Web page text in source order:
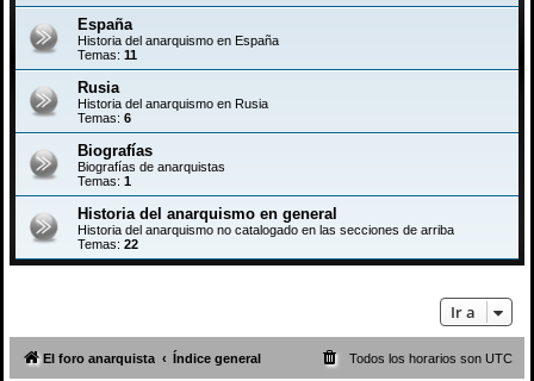
España
Historia del anarquismo en España
Temas: 11
Rusia
Historia del anarquismo en Rusia
Temas: 6
Biografías
Biografías de anarquistas
Temas: 1
Historia del anarquismo en general
Historia del anarquismo no catalogado en las secciones de arriba
Temas: 22
Ir a
El foro anarquista Índice general Todos los horarios son UTC